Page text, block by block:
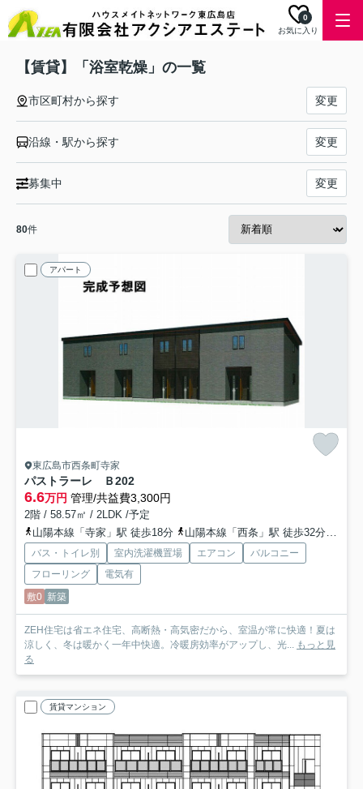
お気に入り
0
【賃貸】「浴室乾燥」の一覧
市区町村から探す 変更
沿線・駅から探す 変更
募集中 変更
80件
アパート
東広島市西条町寺家
パストラーレ Ｂ202
6.6万円 管理/共益費3,300円
2階 / 58.57㎡ / 2LDK /予定
山陽本線「寺家」駅 徒歩18分
山陽本線「西条」駅 徒歩32分
バス・トイレ別 室内洗濯機置場 エアコン
バルコニー
フローリング
電気有
敷0 新築
ZEH住宅は省エネ住宅、高断熱・高気密だから、室温が常に快適！夏は
涼しく、冬は暖かく一年中快適。冷暖房効率がアップし、光... もっと見
る
賃貸マンション